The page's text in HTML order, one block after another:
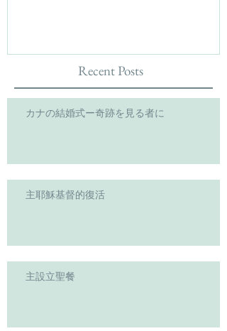
Recent Posts
カナの結婚式ー奇跡を見る者に
主耶穌基督的復活
主設立聖餐